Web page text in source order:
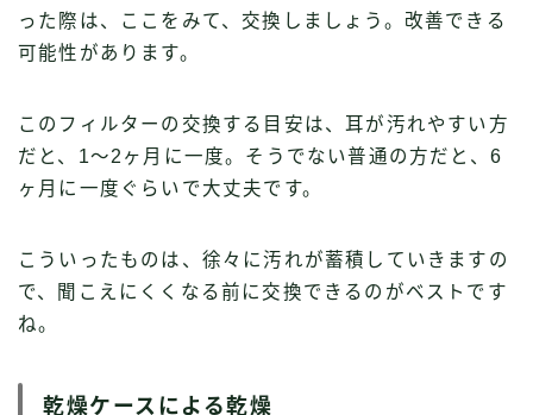
った際は、ここをみて、交換しましょう。改善できる
可能性があります。
このフィルターの交換する目安は、耳が汚れやすい方
だと、1〜2ヶ月に一度。そうでない普通の方だと、6
ヶ月に一度ぐらいで大丈夫です。
こういったものは、徐々に汚れが蓄積していきますの
で、聞こえにくくなる前に交換できるのがベストです
ね。
乾燥ケースによる乾燥